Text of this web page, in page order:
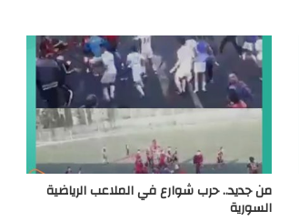
من جديد.. حرب شوارع في الملاعب الرياضية
السورية